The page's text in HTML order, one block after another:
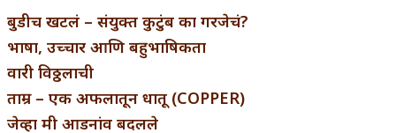
बुडीच खटलं – संयुक्त कुटुंब का गरजेचं?
भाषा, उच्चार आणि बहुभाषिकता
वारी विठ्ठलाची
ताम्र – एक अफलातून धातू (COPPER)
जेव्हा मी आडनांव बदलले